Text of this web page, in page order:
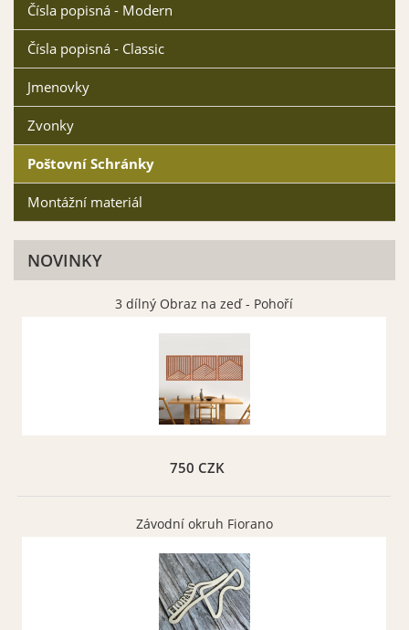
Vybrat
Font 14
Vybrat
Čísla popisná - Modern
Čísla popisná - Classic
Jmenovky
Zvonky
Poštovní Schránky
Montážní materiál
NOVINKY
3 dílný Obraz na zeď - Pohoří
750 CZK
Závodní okruh Fiorano